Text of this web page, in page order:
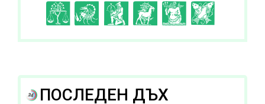
I J K L A B
ПОСЛЕДЕН ДЪХ